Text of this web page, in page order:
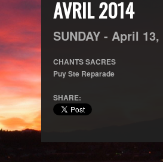
AVRIL 2014
SUNDAY - April 13,
CHANTS SACRES
Puy Ste Reparade
SHARE: